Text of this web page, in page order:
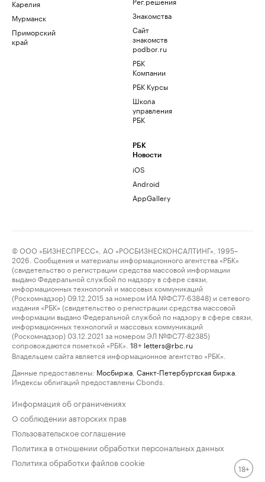
Карелия
Мурманск
Приморский
край
Знакомства
Сайт
знакомств
podbor.ru
РБК
Компании
РБК Курсы
Школа
управления
РБК
РБК
Новости
iOS
Android
AppGallery
© ООО «БИЗНЕСПРЕСС», АО «РОСБИЗНЕСКОНСАЛТИНГ», 1995–
2026. Сообщения и материалы информационного агентства «РБК»
(свидетельство о регистрации средства массовой информации
выдано Федеральной службой по надзору в сфере связи,
информационных технологий и массовых коммуникаций
(Роскомнадзор) 09.12.2015 за номером ИА №ФС77-63848) и сетевого
издания «РБК» (свидетельство о регистрации средства массовой
информации выдано Федеральной службой по надзору в сфере связи,
информационных технологий и массовых коммуникаций
(Роскомнадзор) 03.12.2021 за номером ЭЛ №ФС77-82385)
сопровождаются пометкой «РБК».
18+ letters@rbc.ru
Владельцем сайта является информационное агентство «РБК».
Данные предоставлены: Мосбиржа Санкт-Петербургская биржа
Индексы облигаций предоставлены Cbonds.
Информация об ограничениях
О соблюдении авторских прав
Пользовательское соглашение
Политика в отношении обработки персональных данных
Политика обработки файлов cookie
18+